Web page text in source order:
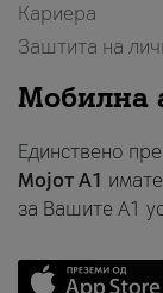
Кариера
Заштита на
Мобилна
Единствено
Мојот A1
за Вашите A1